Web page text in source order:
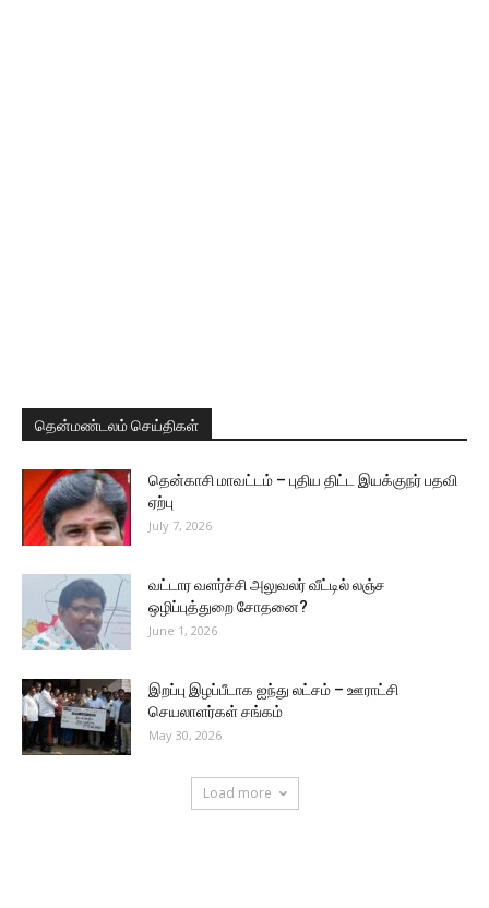
தென்மண்டலம் செய்திகள்
தென்காசி மாவட்டம் – புதிய திட்ட இயக்குநர் பதவி
ஏற்பு
July 7, 2026
வட்டார வளர்ச்சி அலுவலர் வீட்டில் லஞ்ச
ஒழிப்புத்துறை சோதனை?
June 1, 2026
இறப்பு இழப்பீடாக ஐந்து லட்சம் – ஊராட்சி
செயலாளர்கள் சங்கம்
May 30, 2026
Load more